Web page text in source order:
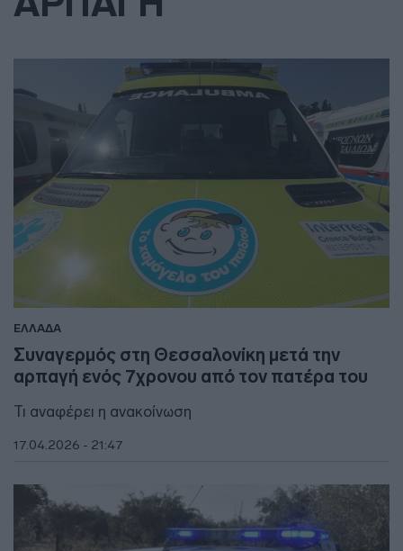
ΕΛΛΑΔΑ
Συναγερμός στη Θεσσαλονίκη μετά την
αρπαγή ενός 7χρονου από τον πατέρα του
Τι αναφέρει η ανακοίνωση
17.04.2026 - 21:47